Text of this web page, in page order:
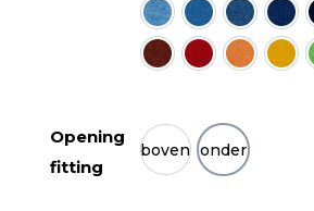
hemel melee
korenbloem
framboos
rood oranjegeel
Opening
fitting
boven
Boven
onder
Onder